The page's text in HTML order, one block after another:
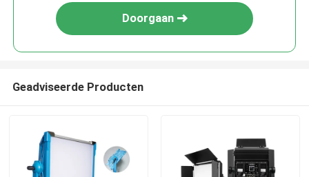
Doorgaan
Geadviseerde Producten